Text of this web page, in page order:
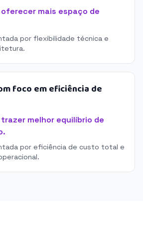
mais espaço de
por flexibilidade técnica e
foco em eficiência de
melhor equilíbrio de
por eficiência de custo total e